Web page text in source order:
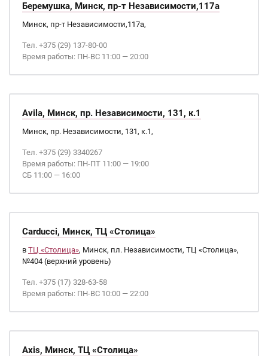
Беремушка, Минск, пр-т Независимости,117а
Минск, пр-т Независимости,117а,
Тел. +375 (29) 137-80-00
Время работы: ПН-ВС 11:00 — 20:00
Avila, Минск, пр. Независимости, 131, к.1
Минск, пр. Независимости, 131, к.1,
Тел. +375 (29) 3340267
Время работы: ПН-ПТ 11:00 — 19:00
СБ 11:00 — 16:00
Carducci, Минск, ТЦ «Столица»
в ТЦ «Столица», Минск, пл. Независимости, ТЦ «Столица»,
№404 (верхний уровень)
Тел. +375 (17) 328-63-58
Время работы: ПН-ВС 10:00 — 22:00
Axis, Минск, ТЦ «Столица»